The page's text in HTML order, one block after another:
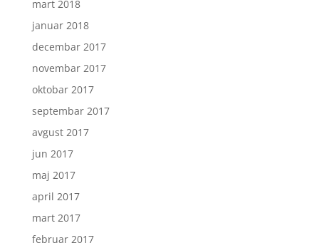
mart 2018
januar 2018
decembar 2017
novembar 2017
oktobar 2017
septembar 2017
avgust 2017
jun 2017
maj 2017
april 2017
mart 2017
februar 2017